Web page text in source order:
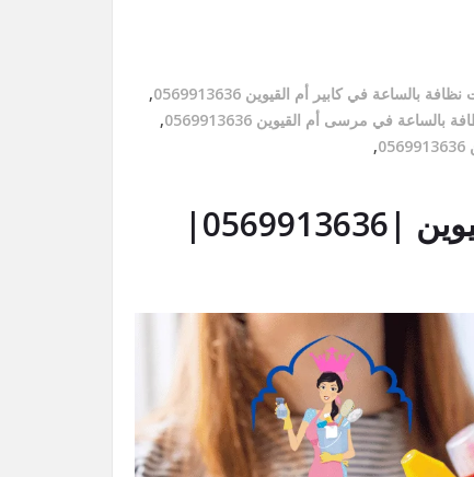
بالساعة في كابير أم القيوين 0569913636
,
بالساعة في مرسى أم القيوين 0569913636
,
,
عاملات نظافة بالساعة في أم القيوين |0569913636|